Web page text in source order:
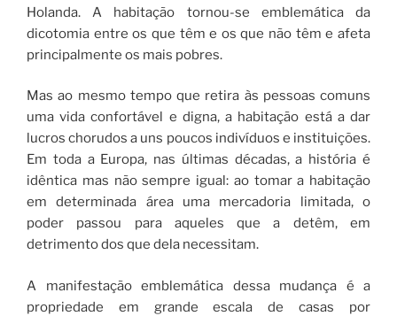
Holanda. A habitação tornou-se emblemática da
dicotomia entre os que têm e os que não têm e afeta
principalmente os mais pobres.
Mas ao mesmo tempo que retira às pessoas comuns
uma vida confortável e digna, a habitação está a dar
lucros chorudos a uns poucos indivíduos e instituições.
Em toda a Europa, nas últimas décadas, a história é
idêntica mas não sempre igual: ao tomar a habitação
em determinada área uma mercadoria limitada, o
poder passou para aqueles que a detêm, em
detrimento dos que dela necessitam.
A manifestação emblemática dessa mudança é a
propriedade em grande escala de casas por